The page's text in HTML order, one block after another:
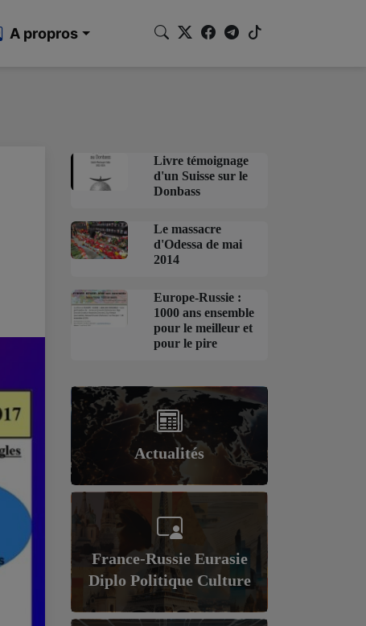
A propros
Livre témoignage
d'un Suisse sur le
Donbass
Le massacre
d'Odessa de mai
2014
Europe-Russie :
1000 ans ensemble
pour le meilleur et
pour le pire
Actualités
France-Russie Eurasie
Diplo Politique Culture